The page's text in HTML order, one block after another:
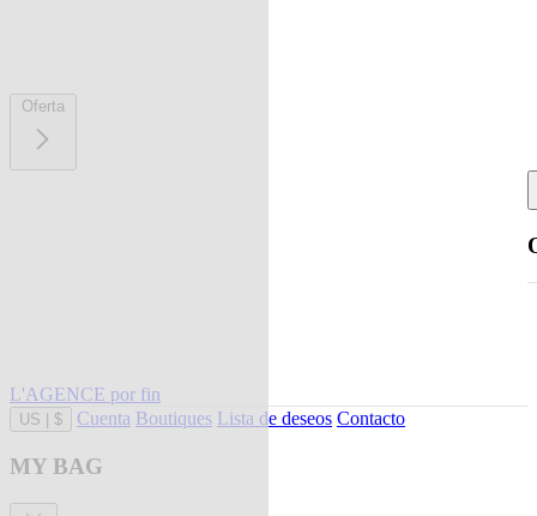
Oferta
L'AGENCE por fin
US $ Cuenta Boutiques Lista de deseos Contacto
MY BAG